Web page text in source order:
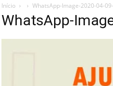
Início WhatsApp-Image-2020-04-
WhatsApp-